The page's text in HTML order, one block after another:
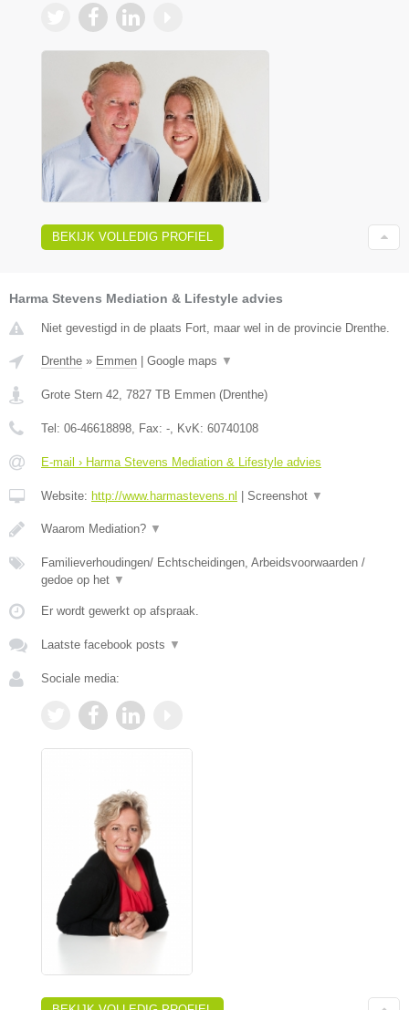
BEKIJK VOLLEDIG PROFIEL
Harma Stevens Mediation & Lifestyle advies
Niet gevestigd in de plaats Fort, maar wel in de provincie Drenthe.
Drenthe » Emmen Google maps ▼
Grote Stern 42, 7827 TB Emmen (Drenthe)
Tel: 06-46618898, Fax: -, KvK: 60740108
E-mail › Harma Stevens Mediation & Lifestyle advies
Website: http://www.harmastevens.nl Screenshot ▼
Waarom Mediation? ▼
Familieverhoudingen/ Echtscheidingen, Arbeidsvoorwaarden /
gedoe op het ▼
Er wordt gewerkt op afspraak.
Laatste facebook posts ▼
Sociale media: